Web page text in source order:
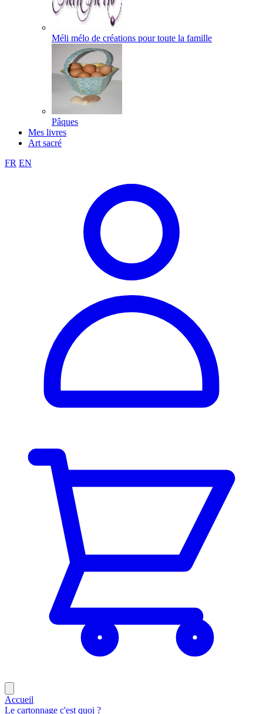
Méli mélo de créations pour toute la famille
Pâques
Mes livres
Art sacré
FR EN
Accueil
Le cartonnage c'est quoi ?